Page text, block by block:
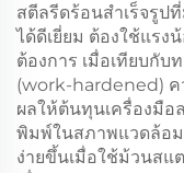
สตีลรีดร้อนสำเร็จรูป
ได้ดีเยี่ยม ต้องใช้แรง
ต้องการ เมื่อเทียบกั
(work-hardened) ค
ผลให้ต้นทุนเครื่องมือ
พิมพ์ในสภาพแวดล้อม
ง่ายขึ้นเมื่อใช้ม้วนสแ